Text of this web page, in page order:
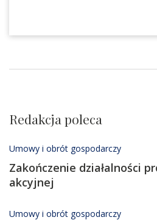
Redakcja poleca
Umowy i obrót gospodarczy
Zakończenie działalności
akcyjnej
Umowy i obrót gospodarczy